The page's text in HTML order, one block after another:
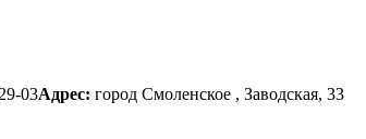
03Адрес: город Смоленское , Заводская, 33